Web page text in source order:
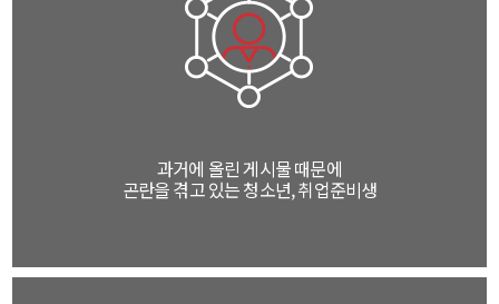
과거에 올린 게시물 때문에
곤란을 겪고 있는 청소년, 취업준비생